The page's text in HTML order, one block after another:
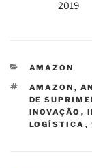
2019
CATEGORIAS
AMAZON
TAGS
AMAZON ,
DE
INOVAÇÃO ,
LOGÍSTICA ,